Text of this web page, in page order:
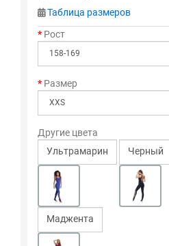
Таблица размеров
Рост
Размер
Другие цвета
Ультрамарин
Черный
Маджента